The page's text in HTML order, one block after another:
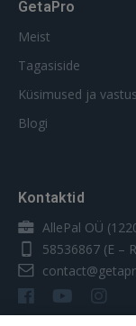
GetaPro
Meist
Tagasiside
Küsimused ja
Blogi
Kontaktid
AllePal OÜ
58536867 (E –